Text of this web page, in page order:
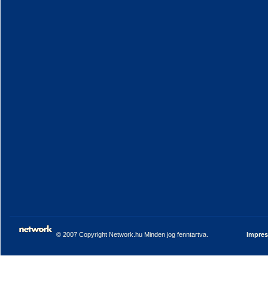
© 2007 Copyright Network.hu Minden jog fenntartva.